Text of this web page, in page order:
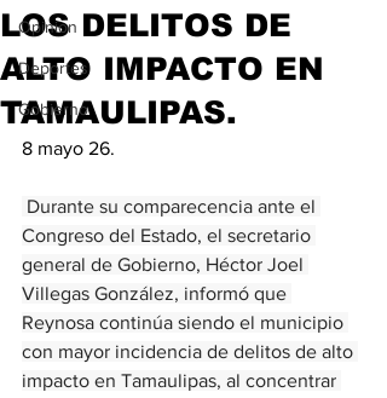
Opinion
Deportes
Gobierno
LOS DELITOS DE
ALTO IMPACTO EN
TAMAULIPAS.
8 mayo 26.
Durante su comparecencia ante el
Congreso del Estado, el secretario
general de Gobierno, Héctor Joel
Villegas González, informó que
Reynosa continúa siendo el municipio
con mayor incidencia de delitos de alto
impacto en Tamaulipas, al concentrar